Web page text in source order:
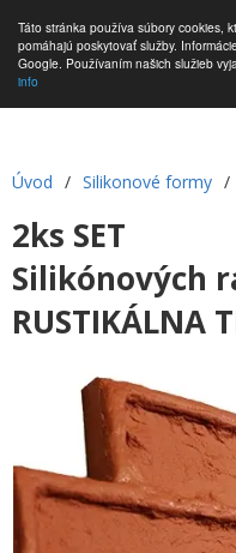
Táto stránka používa súbory cookies,
pomáhajú poskytovať služby.
Google. Používaním našich služieb
info
Úvod / Silikonové formy /
2ks SET
Silikónových
RUSTIKÁLNA